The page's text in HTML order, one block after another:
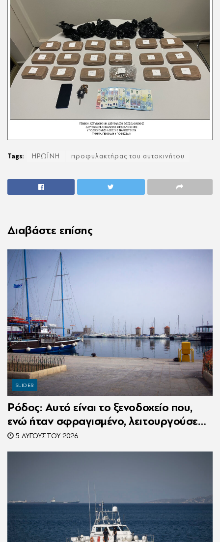
Tags: ΗΡΩΪΝΗ προφυλακτήρας του αυτοκινήτου
Διαβάστε επίσης
SLIDER
Ρόδος: Αυτό είναι το ξενοδοχείο που,
ενώ ήταν σφραγισμένο, λειτουργούσε
κανονικά με 216 πελάτες – Συνελήφθη η
συνιδιοκτήτρια
5 ΑΥΓΟΎΣΤΟΥ 2026